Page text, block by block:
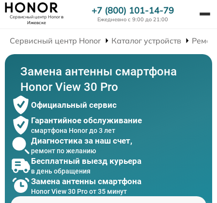
Сервисный центр Honorв
Ижевске
+7 (800) 101-14-79
Ежедневно с 9:00 до 21:00
Сервисный центр Honor Каталог устройств
Замена антенны смартфона
Honor View 30 Pro
Официальный сервис
Гарантийное обслуживание
смартфона Honor до 3 лет
Диагностика за наш счет,
ремонт по желанию
Бесплатный выезд курьера
в день обращения
Замена антенны смартфона
Honor View 30 Pro от 35 минут